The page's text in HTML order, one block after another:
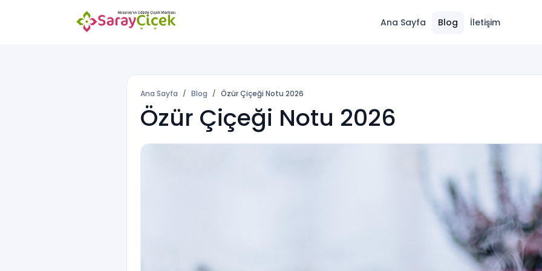
Ana Sayfa Blog İletişim
Ana Sayfa Blog Özür Çiçeği Notu 2026
Özür Çiçeği Notu 2026